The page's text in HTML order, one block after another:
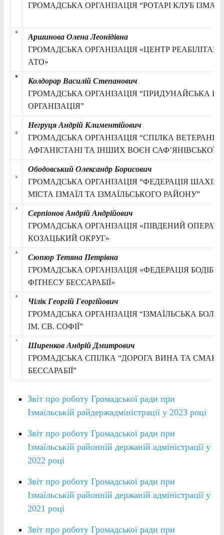
ГРОМАДСЬКА ОРГАНІЗАЦІЯ “РОТАРІ КЛУБ
Аршинова Олена Леонідівна
ГРОМАДСЬКА ОРГАНІЗАЦІЯ «ЦЕНТР
АТО»
Колдорар Василій Степанович
ГРОМАДСЬКА ОРГАНІЗАЦІЯ “ПРИДУНАЙСЬКА
ОРГАНІЗАЦІЯ”
Негруця Андрій Климентійович
ГРОМАДСЬКА ОРГАНІЗАЦІЯ “СПІЛКА ВЕТЕРАНІВ
АФГАНІСТАНІ ТА ІНШИХ ВОЄН САФ’ЯНІВСЬКОЇ
Ободовський Олександр Борисович
ГРОМАДСЬКА ОРГАНІЗАЦІЯ “ФЕДЕРАЦІЯ
МІСТА ІЗМАЇЛ ТА ІЗМАЇЛЬСЬКОГО РАЙОНУ”
Серпіонов Андрій Андрійович
ГРОМАДСЬКА ОРГАНІЗАЦІЯ «ПІВДЕНИЙ
КОЗАЦЬКИЙ ОКРУГ»
Сюпюр Тетяна Петрівна
ГРОМАДСЬКА ОРГАНІЗАЦІЯ «ФЕДЕРАЦІЯ
ФІТНЕСУ БЕССАРАБІЇ»
Чілік Георгій Георгійович
ГРОМАДСЬКА ОРГАНІЗАЦІЯ “ІЗМАЇЛЬСЬКА
ІМ. СВ. СОФІЇ”
Ширенков Андрій Дмитрович
ГРОМАДСЬКА СПІЛКА “ДОРОГА ВИНА ТА СМАКУ
БЕССАРАБІЇ”
Звіт про роботу Громадської ради при
Ізмаїльській райдержадміністрації у 2023 році
Звіт про роботу Громадської ради при
Ізмаїльській районній держаній адміністрації у
2022 році
Звіт про роботу Громадської ради при
Ізмаїльській районній держаній адміністрації у
2021 році
Звіт про роботу Громадської ради при